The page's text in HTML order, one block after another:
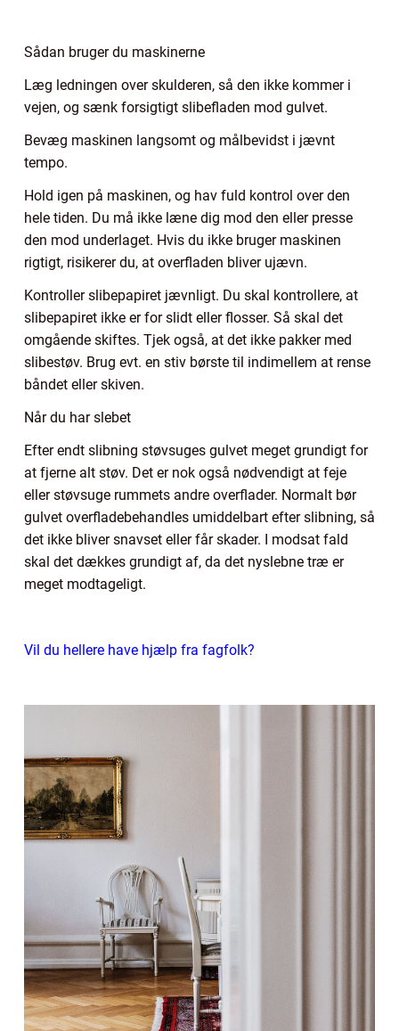
Sådan bruger du maskinerne
Læg ledningen over skulderen, så den ikke kommer i
vejen, og sænk forsigtigt slibefladen mod gulvet.
Bevæg maskinen langsomt og målbevidst i jævnt
tempo.
Hold igen på maskinen, og hav fuld kontrol over den
hele tiden. Du må ikke læne dig mod den eller presse
den mod underlaget. Hvis du ikke bruger maskinen
rigtigt, risikerer du, at overfladen bliver ujævn.
Kontroller slibepapiret jævnligt. Du skal kontrollere, at
slibepapiret ikke er for slidt eller flosser. Så skal det
omgående skiftes. Tjek også, at det ikke pakker med
slibestøv. Brug evt. en stiv børste til indimellem at rense
båndet eller skiven.
Når du har slebet
Efter endt slibning støvsuges gulvet meget grundigt for
at fjerne alt støv. Det er nok også nødvendigt at feje
eller støvsuge rummets andre overflader. Normalt bør
gulvet overfladebehandles umiddelbart efter slibning, så
det ikke bliver snavset eller får skader. I modsat fald
skal det dækkes grundigt af, da det nyslebne træ er
meget modtageligt.
Vil du hellere have hjælp fra fagfolk?